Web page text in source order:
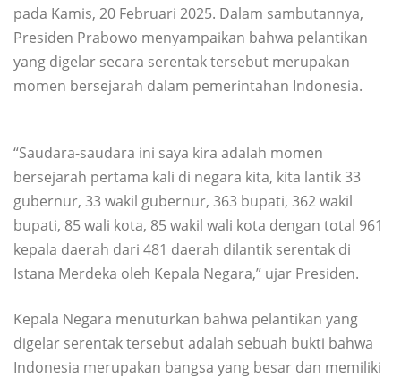
pada Kamis, 20 Februari 2025. Dalam sambutannya,
Presiden Prabowo menyampaikan bahwa pelantikan
yang digelar secara serentak tersebut merupakan
momen bersejarah dalam pemerintahan Indonesia.
“Saudara-saudara ini saya kira adalah momen
bersejarah pertama kali di negara kita, kita lantik 33
gubernur, 33 wakil gubernur, 363 bupati, 362 wakil
bupati, 85 wali kota, 85 wakil wali kota dengan total 961
kepala daerah dari 481 daerah dilantik serentak di
Istana Merdeka oleh Kepala Negara,” ujar Presiden.
Kepala Negara menuturkan bahwa pelantikan yang
digelar serentak tersebut adalah sebuah bukti bahwa
Indonesia merupakan bangsa yang besar dan memiliki